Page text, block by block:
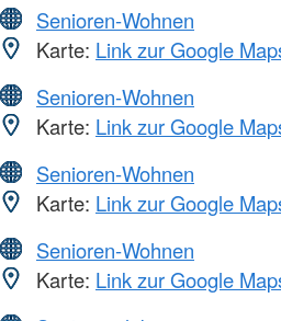
Senioren-Wohnen
Karte: Link zur Google
Senioren-Wohnen
Karte: Link zur Google
Senioren-Wohnen
Karte: Link zur Google
Senioren-Wohnen
Karte: Link zur Google